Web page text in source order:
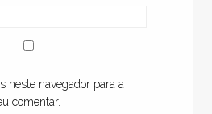
neste navegador para a
comentar.